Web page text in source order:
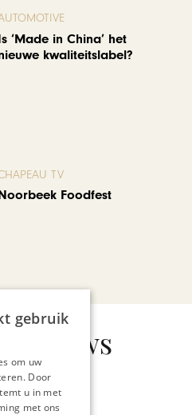
‘Made in China’ het
kwaliteitslabel?
TV
Foodfest
nieuws
gebruik
om uw
Door
u in met
met ons